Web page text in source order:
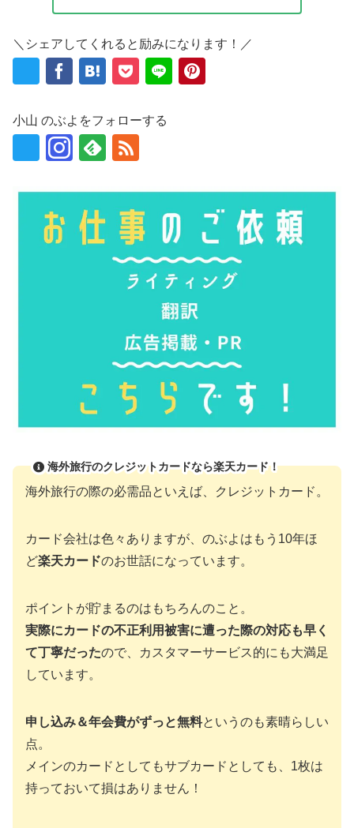
＼シェアしてくれると励みになります！／
小山 のぶよをフォローする
海外旅行のクレジットカードなら楽天カード！
海外旅行の際の必需品といえば、クレジットカード。
カード会社は色々ありますが、のぶよはもう10年ほ
ど楽天カードのお世話になっています。
ポイントが貯まるのはもちろんのこと。
実際にカードの不正利用被害に遭った際の対応も早く
て丁寧だったので、カスタマーサービス的にも大満足
しています。
申し込み＆年会費がずっと無料というのも素晴らしい
点。
メインのカードとしてもサブカードとしても、1枚は
持っておいて損はありません！